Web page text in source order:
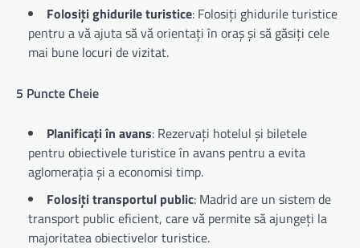
Folosiți ghidurile turistice: Folosiți ghidurile turistice
pentru a vă ajuta să vă orientați în oraș și să găsiți cele
mai bune locuri de vizitat.
5 Puncte Cheie
Planificați în avans: Rezervați hotelul și biletele
pentru obiectivele turistice în avans pentru a evita
aglomerația și a economisi timp.
Folosiți transportul public: Madrid are un sistem de
transport public eficient, care vă permite să ajungeți la
majoritatea obiectivelor turistice.